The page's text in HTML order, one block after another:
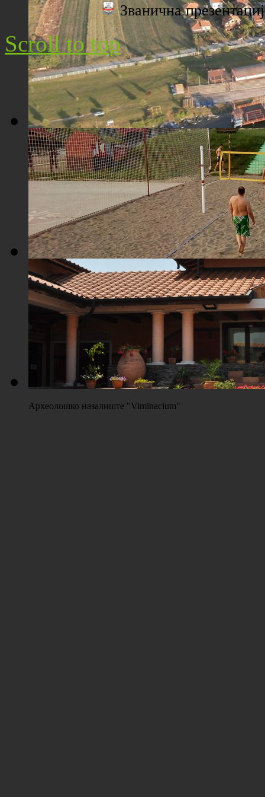
Плажа "Топољар" - Поглед са торња
Плажа "Топољар" - Поглед из ваздуха
Плажа "Топољар" - Терени на песку
Археолошко назалиште "Viminacium"
Званична
Scroll to top